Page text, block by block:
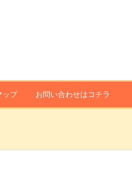
ップ お問い合わせはコチラ